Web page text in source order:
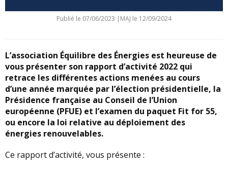
Publié le 07/06/2023 MAJ le 12/09/2024
L’association Équilibre des Énergies est heureuse de
vous présenter son rapport d’activité 2022 qui
retrace les différentes actions menées au cours
d’une année marquée par l’élection présidentielle, la
Présidence française au Conseil de l’Union
européenne (PFUE) et l’examen du paquet Fit for 55,
ou encore la loi relative au déploiement des
énergies renouvelables.
Ce rapport d’activité, vous présente :